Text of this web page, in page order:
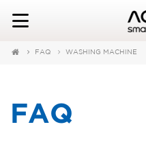
FAQ WASHING MACHINE
FAQ